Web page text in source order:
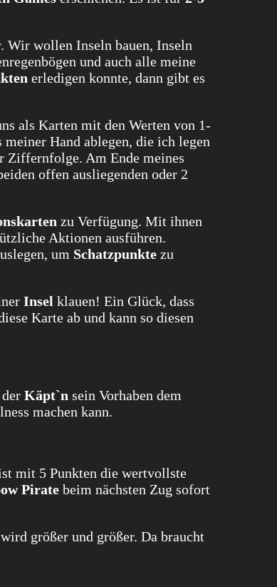
Wir wollen Inseln bauen, Inseln
und auch alle meine
erledigen konnte, dann gibt es
als Karten mit den Werten von 1-
meiner Hand ablegen, die ich legen
Ziffernfolge. Am Ende meines
offen ausliegenden oder 2
zu Verfügung. Mit ihnen
Aktionen ausführen.
um Schatzpunkte zu
Insel klauen! Ein Glück, dass
Karte ab und kann so diesen
Käpt`n sein Vorhaben dem
machen kann.
mit 5 Punkten die wertvollste
Pirate beim nächsten Zug sofort
größer und größer. Da braucht